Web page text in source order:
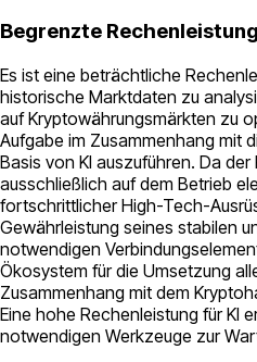
Begrenzte Rechenleistung
Es ist eine beträchtliche
historische Marktdaten zu
auf Kryptowährungsmärkten zu
Aufgabe im Zusammenhang mit
Basis von KI auszuführen. Da
ausschließlich auf dem Betrieb
fortschrittlicher High-Tech-
Gewährleistung seines stabilen
notwendigen
Ökosystem für die Umsetzung
Zusammenhang mit dem
Eine hohe Rechenleistung für KI
notwendigen Werkzeuge zur